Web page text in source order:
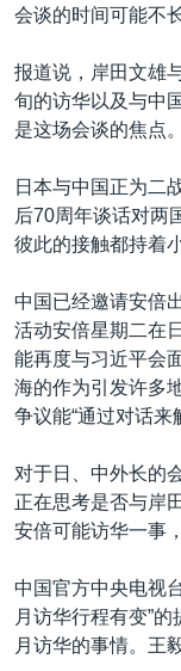
会谈的时间可能不长
报道说，岸田文雄
旬的访华以及与中
是这场会谈的焦点。
日本与中国正为二
后70周年谈话对两
彼此的接触都持着
中国已经邀请安倍
活动安倍星期二在
能再度与习近平会
海的作为引发许多
争议能“通过对话来
对于日、中外长的
正在思考是否与岸
安倍可能访华一事
中国官方中央电视
月访华行程有变”
月访华的事情。王